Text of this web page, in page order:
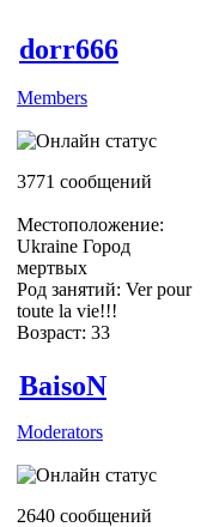
dorr666
Members
3771 сообщений
Местоположение:
Ukraine Город
мертвых
Род занятий: Ver pour
toute la vie!!!
Возраст: 33
BaisoN
Moderators
2640 сообщений